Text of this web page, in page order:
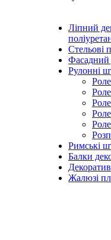
Ліпний
Стельові
Фасадний
Рулонні
Римські
Балки
Жалюзі